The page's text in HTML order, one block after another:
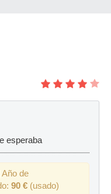
esperaba
de
90 € (usado)